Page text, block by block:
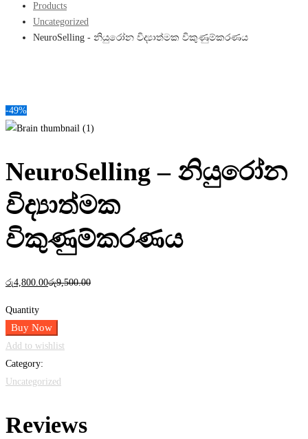
Products
Uncategorized
NeuroSelling - නියුරෝන විද්‍යාත්මක විකුණුම්කරණය
-49%
NeuroSelling – නියුරෝන
විද්‍යාත්මක
විකුණුම්කරණය
රු4,800 .00රු9,500.00
Quantity
Buy Now
Add to wishlist
Category:
Uncategorized
Reviews